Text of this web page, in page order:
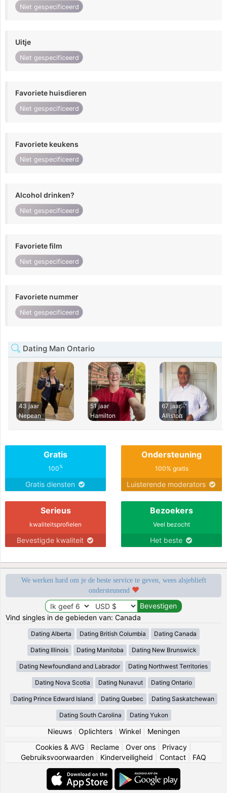
Niet gespecificeerd
Uitje
Niet gespecificeerd
Favoriete huisdieren
Niet gespecificeerd
Favoriete keukens
Niet gespecificeerd
Alcohol drinken?
Niet gespecificeerd
Favoriete film
Niet gespecificeerd
Favoriete nummer
Niet gespecificeerd
Dating Man Ontario
43 jaar
Nepean
51 jaar
Hamilton
67 jaar
Alliston
Gratis
100%
Gratis diensten
Ondersteuning
100% gratis
Luisterende moderators
Serieus
kwaliteitsprofielen
Bevestigde kwaliteit
Bezoekers
Veel bezocht
Het beste
We werken hard om je de beste service te geven, wees alsjeblieft
ondersteunend
Vind singles in de gebieden van: Canada
Dating Alberta Dating British Columbia Dating Canada
Dating Illinois Dating Manitoba Dating New Brunswick
Dating Newfoundland and Labrador Dating Northwest Territories
Dating Nova Scotia Dating Nunavut Dating Ontario
Dating Prince Edward Island Dating Quebec Dating Saskatchewan
Dating South Carolina Dating Yukon
Nieuws| Oplichters| Winkel| Meningen
Cookies & AVG
Reclame Over ons Privacy
Gebruiksvoorwaarden
Kinderveiligheid Contact FAQ